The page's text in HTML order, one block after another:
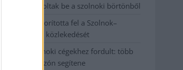
számoltak be a szolnoki börtönből
fennakadás borította fel a Szolnok–
vasútvonal közlekedését
a szolnoki cégekhez fordult: több
dolgozón segítene